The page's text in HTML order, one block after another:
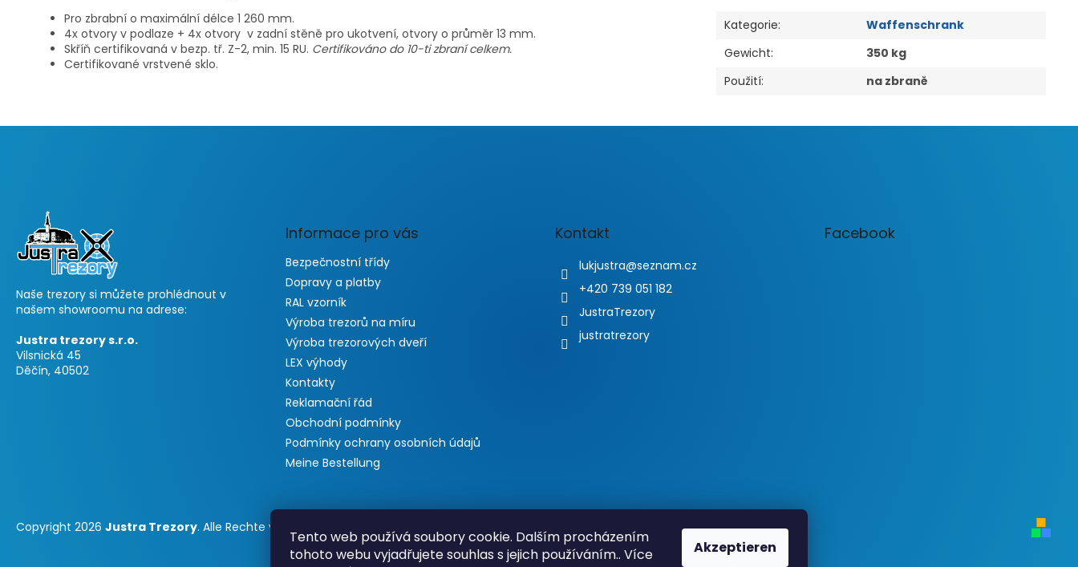
Tento web používá soubory cookie. Dalším procházením
tohoto webu vyjadřujete souhlas s jejich používáním.. Více
Akzeptieren
Pro zbrabní o maximální délce 1 260 mm.
4x otvory v podlaze + 4x otvory v zadní stěně pro ukotvení, otvory o průměr 13 mm.
Skříň certifikovaná v bezp. tř. Z-2, min. 15 RU. Certifikováno do 10-ti zbraní celkem.
Certifikované vrstvené sklo.
Kategorie:
Waffenschrank
Gewicht:
350 kg
Použití: na zbraně
Naše trezory si můžete prohlédnout v
našem showroomu na adrese:
Justra trezory s.r.o.
Vilsnická 45
Děčín, 40502
Informace pro vás
Bezpečnostní třídy
Dopravy a platby
RAL vzorník
Výroba trezorů na míru
Výroba trezorových dveří
LEX výhody
Kontakty
Reklamační řád
Obchodní podmínky
Podmínky ochrany osobních údajů
Meine Bestellung
Kontakt
lukjustra@seznam.cz
+420 739 051 182
JustraTrezory
justratrezory
Facebook
Copyright 2026 Justra Trezory. Alle Rechte vorbehalten.